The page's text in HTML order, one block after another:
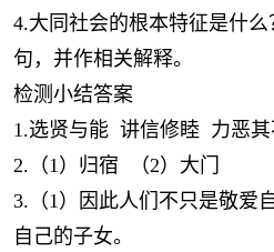
4.大同社会的根本特征是什
句，并作相关解释。
检测小结答案
1.选贤与能 讲信修睦 力恶其
2.（1）归宿 （2）大门
3.（1）因此人们不只是敬爱
自己的子女。